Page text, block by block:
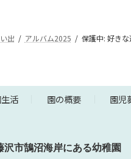
出 アルバム2025 保護中: 好き
活 園の概要 園児
沢市鵠沼海岸にある幼稚園